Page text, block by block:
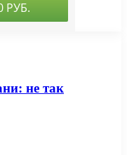
не так